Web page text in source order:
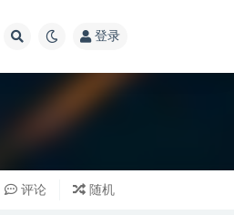
登录
评论 随机